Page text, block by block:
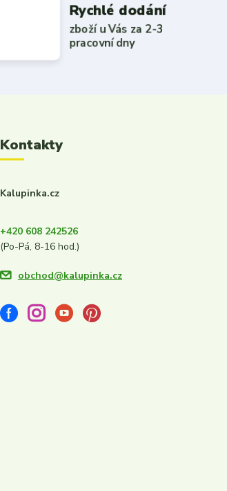
Rychlé dodání
zboží u Vás za 2-3
pracovní dny
Kontakty
Kalupinka.cz
+420 608 242526
(Po-Pá, 8-16 hod.)
obchod@kalupinka.cz